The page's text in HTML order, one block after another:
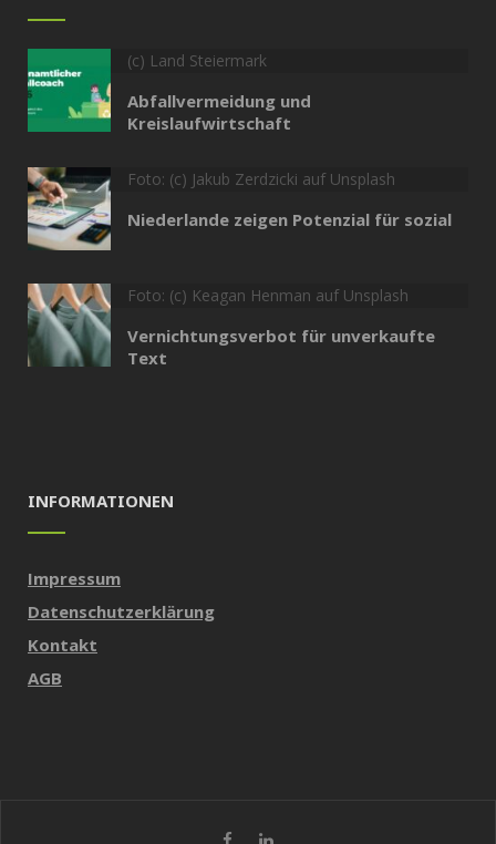
(c) Land Steiermark
Abfallvermeidung und
Kreislaufwirtschaft
Foto: (c) Jakub Zerdzicki auf Unsplash
Niederlande zeigen Potenzial für sozial
Foto: (c) Keagan Henman auf Unsplash
Vernichtungsverbot für unverkaufte
Text
INFORMATIONEN
Impressum
Datenschutzerklärung
Kontakt
AGB